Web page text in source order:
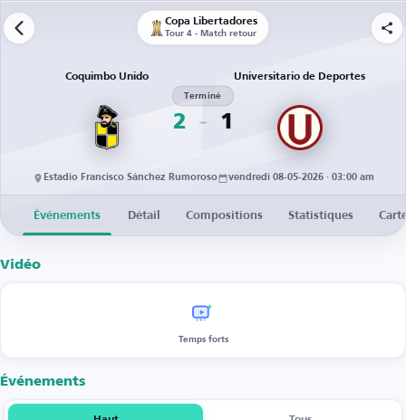
Copa Libertadores
Tour 4 - Match retour
Coquimbo Unido
2
Terminé
1
Universitario de Deportes
Estadio Francisco Sánchez Rumoroso vendredi 08-05-2026 · 03:00 am
Événements Détail Compositions Statistiques
Vidéo
Temps forts
Événements